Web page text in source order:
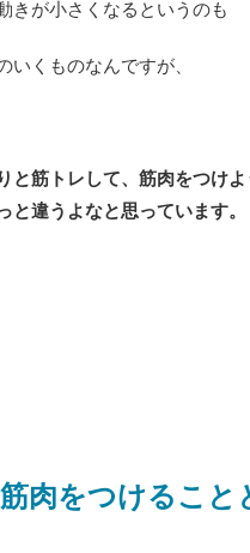
きが小さくなるというのも
いくものなんですが、
と筋トレして、筋肉をつけよ
と違うよなと思っています。
肉をつけること